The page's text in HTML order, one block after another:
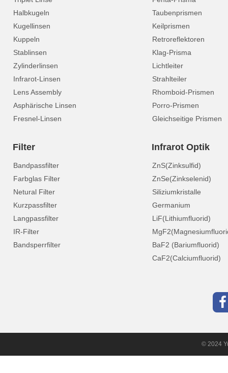
Halbkugeln
Kugellinsen
Kuppeln
Stablinsen
Zylinderlinsen
Infrarot-Linsen
Lens Assembly
Asphärische Linsen
Fresnel-Linsen
Taubenprismen
Keilprismen
Retroreflektoren
Klag-Prisma
Lichtleiter
Strahlteiler
Rhomboid-Prismen
Porro-Prismen
Gleichseitige Prismen
Filter
Bandpassfilter
Farbglas Filter
Netural Filter
Kurzpassfilter
Langpassfilter
IR-Filter
Bandsperrfilter
Infrarot Optik
ZnS(Zinksulfid)
ZnSe(Zinkselenid)
Siliziumkristalle
Germanium
LiF(Lithiumfluorid)
BaF2 (Bariumfluorid)
CaF2(Calciumfluorid)
© 2024